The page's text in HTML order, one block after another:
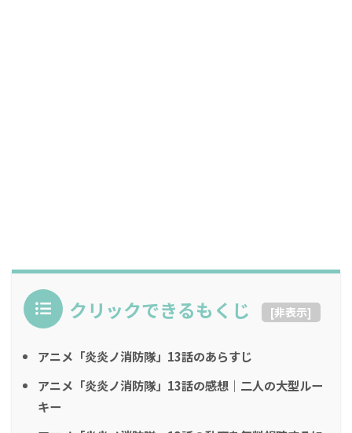
クリックできるもくじ [非表示]
アニメ「炎炎ノ消防隊」13話のあらすじ
アニメ「炎炎ノ消防隊」13話の感想｜二人の大型ルー
キー